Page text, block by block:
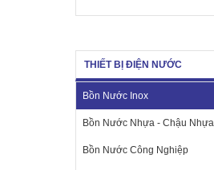
THIẾT BỊ ĐIỆN NƯỚC
Bồn Nước Inox
Bồn Nước Nhựa - Chậu Nhựa
Bồn Nước Công Nghiệp